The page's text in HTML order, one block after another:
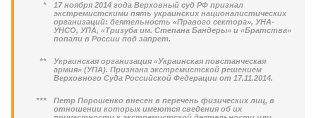
*
17 ноября 2014 года Верховный суд РФ признал
экстремистскими пять украинских националистических
организаций: деятельность «Правого сектора», УНА-
УНСО, УПА, «Тризуба им. Степана Бандеры» и «Братства»
попали в России под запрет.
**
Украинская организация «Украинская повстанческая
армия» (УПА). Признана экстремистской решением
Верховного Суда Российской Федерации от 17.11.2014.
***
Петр Порошенко внесен в перечень физических лиц, в
отношении которых имеются сведения об их